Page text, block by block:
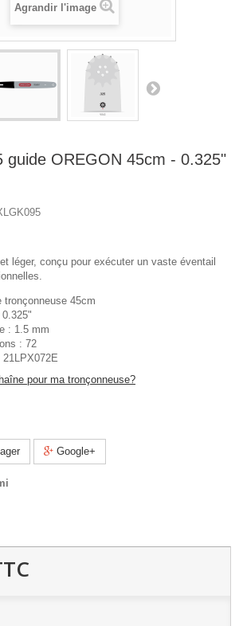
Agrandir l'image
guide OREGON 45cm - 0.325"
léger, conçu pour exécuter un vaste éventail
tronçonneuse 45cm
: 1.5 mm
: 72
pour ma tronçonneuse?
Google+